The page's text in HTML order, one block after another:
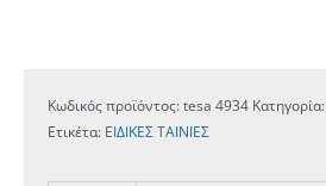
Κωδικός προϊόντος:tesa 4934 Κατηγορία:
Ετικέτα: ΕΙΔΙΚΕΣ ΤΑΙΝΙΕΣ